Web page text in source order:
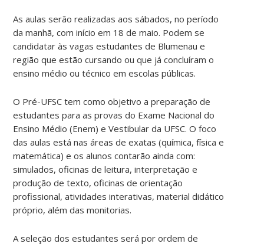
As aulas serão realizadas aos sábados, no período
da manhã, com início em 18 de maio. Podem se
candidatar às vagas estudantes de Blumenau e
região que estão cursando ou que já concluíram o
ensino médio ou técnico em escolas públicas.
O Pré-UFSC tem como objetivo a preparação de
estudantes para as provas do Exame Nacional do
Ensino Médio (Enem) e Vestibular da UFSC. O foco
das aulas está nas áreas de exatas (química, física e
matemática) e os alunos contarão ainda com:
simulados, oficinas de leitura, interpretação e
produção de texto, oficinas de orientação
profissional, atividades interativas, material didático
próprio, além das monitorias.
A seleção dos estudantes será por ordem de